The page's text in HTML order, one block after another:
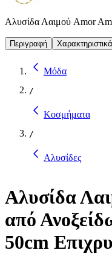
Αλυσίδα Λαιμού Amor
Περιγραφή Χαρακτηριστικά
Μόδα
/
Κοσμήματα
/
Αλυσίδες
Αλυσίδα
από
50cm